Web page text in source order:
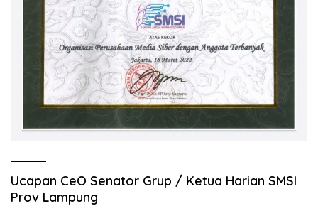
Ucapan CeO Senator Grup / Ketua Harian SMSI
Prov Lampung